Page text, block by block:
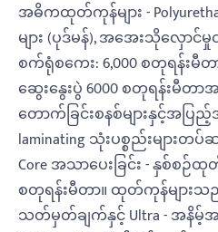
အဓိကထုတ်ကုန်များ -
များ (ပုဒ်မန်), အအေးသိုလှောင်မှုတံ
စက်ရုံစကေး: 6,000 စတုရန်း
ဆွေးနွေးပွဲ 6000 စတုရန်းမီတာ
တောက်ခြင်းစနစ်များနှင့်အ
laminating သုံးပစ္စည်းများ
Core အသာပေးခြင်း - နှစ်စဉ်
စတုရန်းမီတာ။ ထုတ်ကုန်များသ
သတ်မှတ်ချက်နှင့် Ultra - အနိမ့်အ